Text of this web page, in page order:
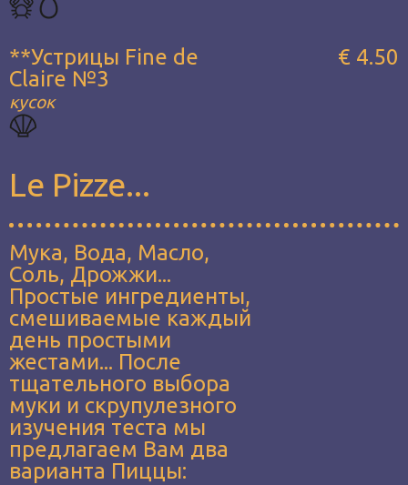
**Устрицы Fine de
Claire №3
кусок
€ 4.50
Le Pizze...
Мука, Вода, Масло,
Соль, Дрожжи...
Простые ингредиенты,
смешиваемые каждый
день простыми
жестами... После
тщательного выбора
муки и скрупулезного
изучения теста мы
предлагаем Вам два
варианта Пиццы: